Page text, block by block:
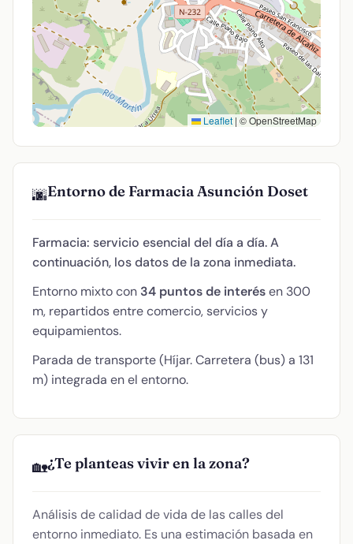
Leaflet | © OpenStreetMap
🌆Entorno de Farmacia Asunción Doset
Farmacia: servicio esencial del día a día. A
continuación, los datos de la zona inmediata.
Entorno mixto con 34 puntos de interésen 300
m, repartidos entre comercio, servicios y
equipamientos.
Parada de transporte (Híjar. Carretera (bus) a 131
m) integrada en el entorno.
🏡¿Te planteas vivir en la zona?
Análisis de calidad de vida de las calles del
entorno inmediato. Es una estimación basada en